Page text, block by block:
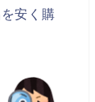
安く購